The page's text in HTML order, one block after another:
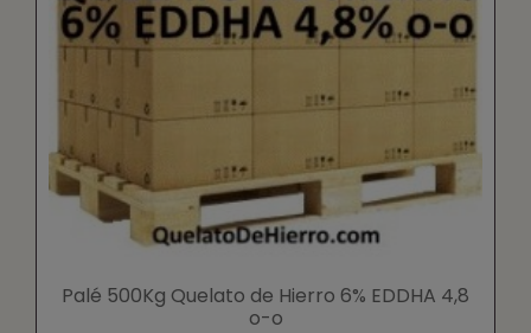
Palé 500Kg Quelato de Hierro 6% EDDHA 4,8
o-o